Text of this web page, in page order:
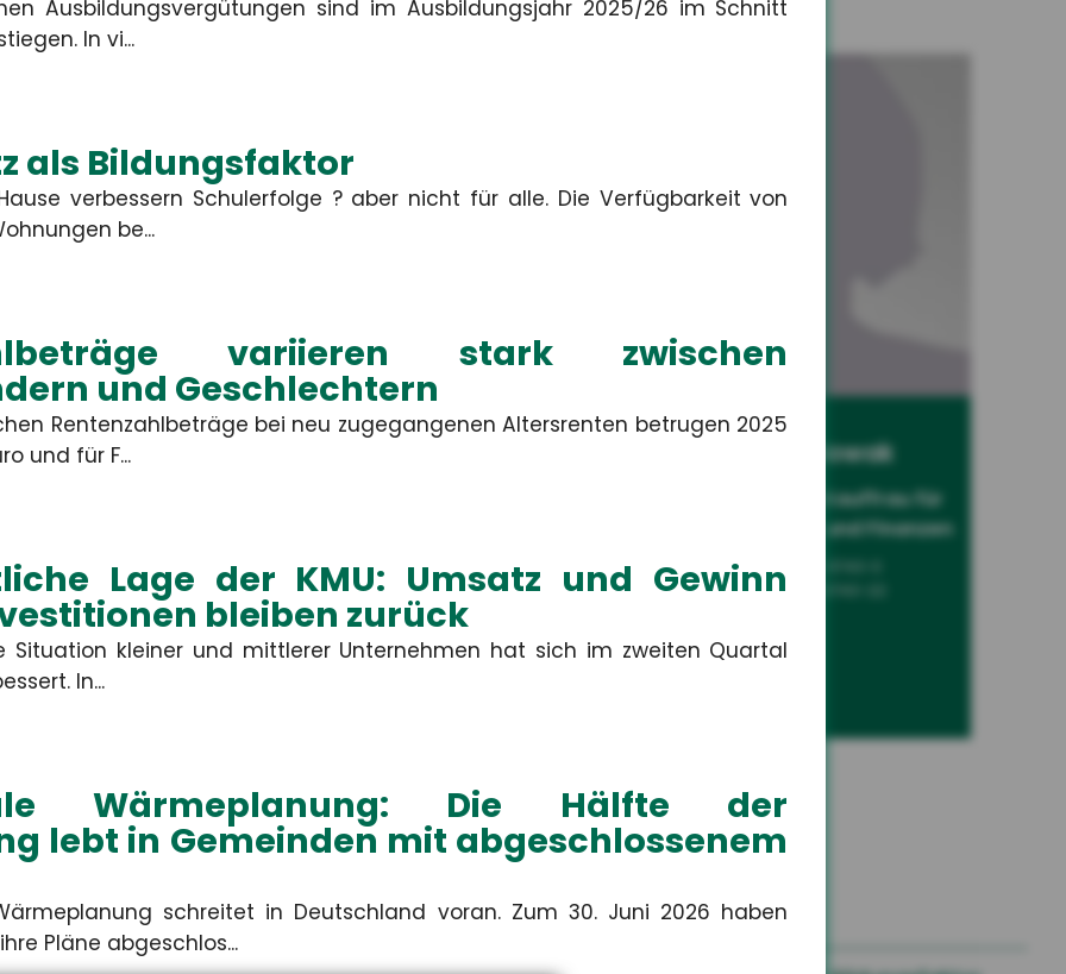
Ausbildungsvergütungen sind im Ausbildungsjahr 2025/26 im Schnitt
In vi...
als Bildungsfaktor
verbessern Schulerfolge ? aber nicht für alle. Die Verfügbarkeit von
be...
variieren stark zwischen
und Geschlechtern
Rentenzahlbeträge bei neu zugegangenen Altersrenten betrugen 2025
und für F...
Lage der KMU: Umsatz und Gewinn
bleiben zurück
Situation kleiner und mittlerer Unternehmen hat sich im zweiten Quartal
In...
Wärmeplanung: Die Hälfte der
lebt in Gemeinden mit abgeschlossenem
schreitet in Deutschland voran. Zum 30. Juni 2026 haben
Pläne abgeschlos...
Schiemann
+49 3671 6743-0
+49 3671 6743-22
schiemann[at]hsh24.de
+49 3671 6743-0
+49 3671 6743-22
baum[at]hsh24.de
Leonie Nowak
Auszubildende Kauffrau für
Versicherungen und Finanzen
+49 3671 6743-22